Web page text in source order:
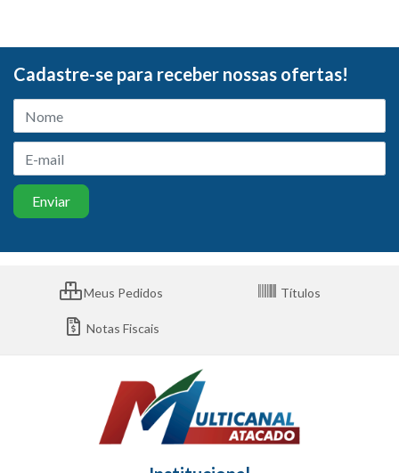
Cadastre-se para receber nossas ofertas!
Meus Pedidos Títulos
Notas Fiscais